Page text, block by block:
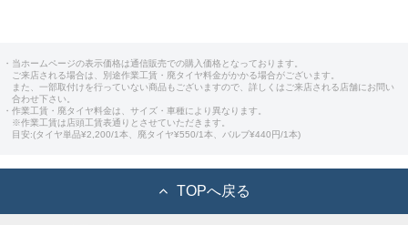
・当ホームページの表示価格は通信販売での購入価格となっております。
ご来店される場合は、別途作業工賃・廃タイヤ料金がかかる場合がございます。
また、一部取付けを行っていない商品もございますので、詳しくはご来店される店舗にお問い
合わせ下さい。
・作業工賃・廃タイヤ料金は、サイズ・車種により異なります。
※作業工賃は店頭工賃表通りとさせていただきます。
目安:(タイヤ単品¥2,200/1本、廃タイヤ¥550/1本、バルブ¥440円/1本)
TOPへ戻る